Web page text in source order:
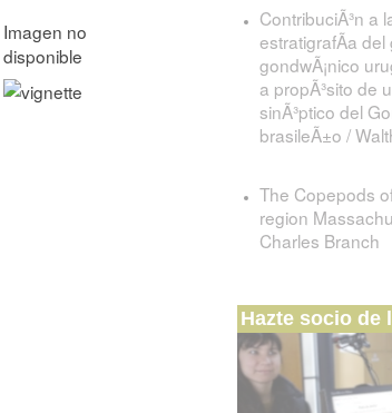
ContribuciÃ³n a
estratigrafÃ­a del
gondwÃ¡nico
a propÃ³sito de
sinÃ³ptico del
brasileÃ±o /
The Copepods
region
Charles Branch
Hazte socio de